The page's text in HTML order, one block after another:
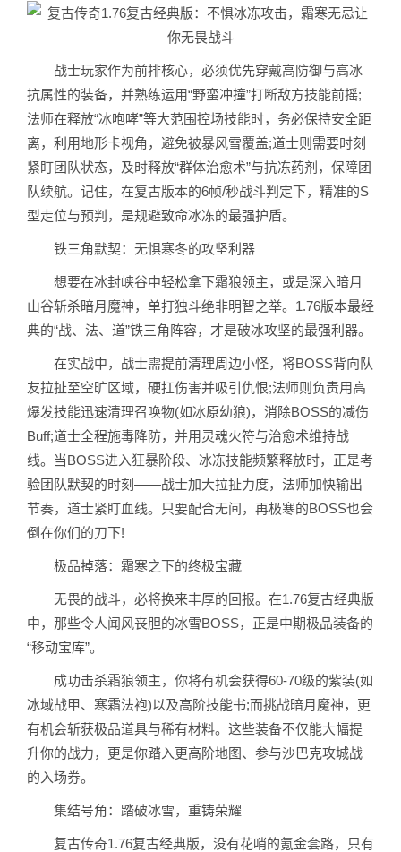
战士玩家作为前排核心，必须优先穿戴高防御与高冰
抗属性的装备，并熟练运用“野蛮冲撞”打断敌方技能前摇;
法师在释放“冰咆哮”等大范围控场技能时，务必保持安全距
离，利用地形卡视角，避免被暴风雪覆盖;道士则需要时刻
紧盯团队状态，及时释放“群体治愈术”与抗冻药剂，保障团
队续航。记住，在复古版本的6帧/秒战斗判定下，精准的S
型走位与预判，是规避致命冰冻的最强护盾。
铁三角默契：无惧寒冬的攻坚利器
想要在冰封峡谷中轻松拿下霜狼领主，或是深入暗月
山谷斩杀暗月魔神，单打独斗绝非明智之举。1.76版本最经
典的“战、法、道”铁三角阵容，才是破冰攻坚的最强利器。
在实战中，战士需提前清理周边小怪，将BOSS背向队
友拉扯至空旷区域，硬扛伤害并吸引仇恨;法师则负责用高
爆发技能迅速清理召唤物(如冰原幼狼)，消除BOSS的减伤
Buff;道士全程施毒降防，并用灵魂火符与治愈术维持战
线。当BOSS进入狂暴阶段、冰冻技能频繁释放时，正是考
验团队默契的时刻——战士加大拉扯力度，法师加快输出
节奏，道士紧盯血线。只要配合无间，再极寒的BOSS也会
倒在你们的刀下!
极品掉落：霜寒之下的终极宝藏
无畏的战斗，必将换来丰厚的回报。在1.76复古经典版
中，那些令人闻风丧胆的冰雪BOSS，正是中期极品装备的
“移动宝库”。
成功击杀霜狼领主，你将有机会获得60-70级的紫装(如
冰域战甲、寒霜法袍)以及高阶技能书;而挑战暗月魔神，更
有机会斩获极品道具与稀有材料。这些装备不仅能大幅提
升你的战力，更是你踏入更高阶地图、参与沙巴克攻城战
的入场券。
集结号角：踏破冰雪，重铸荣耀
复古传奇1.76复古经典版，没有花哨的氪金套路，只有